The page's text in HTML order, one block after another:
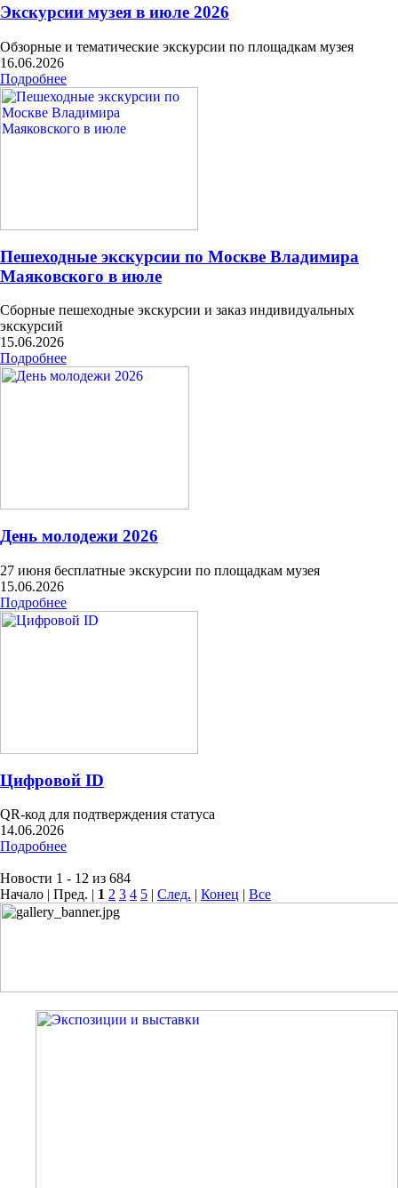
Экскурсии музея в июле 2026
Обзорные и тематические экскурсии по площадкам музея
16.06.2026
Подробнее
Пешеходные экскурсии по Москве Владимира
Маяковского в июле
Сборные пешеходные экскурсии и заказ индивидуальных
экскурсий
15.06.2026
Подробнее
День молодежи 2026
27 июня бесплатные экскурсии по площадкам музея
15.06.2026
Подробнее
Цифровой ID
QR-код для подтверждения статуса
14.06.2026
Подробнее
Новости 1 - 12 из 684
Начало | Пред. | 1 2 3 4 5 | След. | Конец | Все